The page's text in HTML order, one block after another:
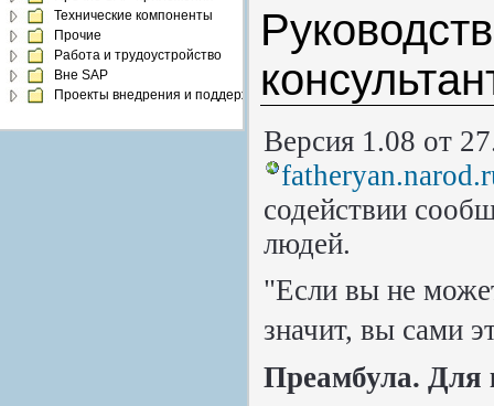
Технические компоненты
Прочие
Работа и трудоустройство
Вне SAP
Проекты внедрения и поддержка
Версия 1.08 от
содействии
людей.
"Если вы не
значит, вы сами
Преамбула. Для